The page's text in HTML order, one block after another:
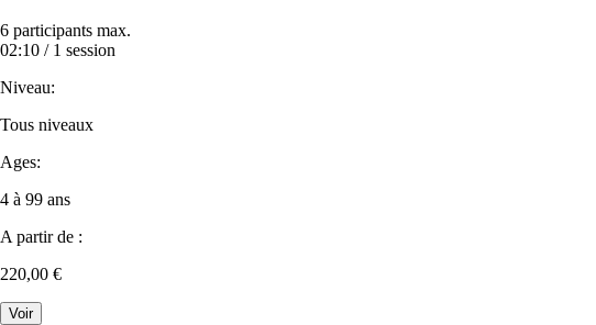
6 participants max.
02:10 / 1 session
Niveau:
Tous niveaux
Ages:
4 à 99 ans
A partir de :
220,00 €
Voir